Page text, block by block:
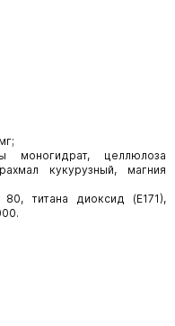
моногидрат, целлюлоза
кукурузный, магния
титана диоксид (Е171),